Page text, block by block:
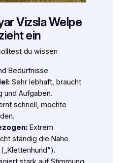
Vizsla Welpe
ein
du wissen
Bedürfnisse
Sehr lebhaft, braucht
und Aufgaben.
schnell, möchte
Extrem
ständig die Nähe